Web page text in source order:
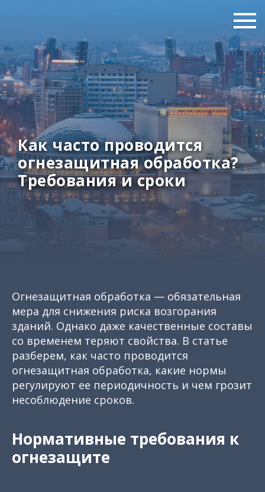
Как часто проводится
огнезащитная обработка?
Требования и сроки
Огнезащитная обработка — обязательная
мера для снижения риска возгорания
зданий. Однако даже качественные составы
со временем теряют свойства. В статье
разберем, как часто проводится
огнезащитная обработка, какие нормы
регулируют ее периодичность и чем грозит
несоблюдение сроков.
Нормативные требования к
огнезащите